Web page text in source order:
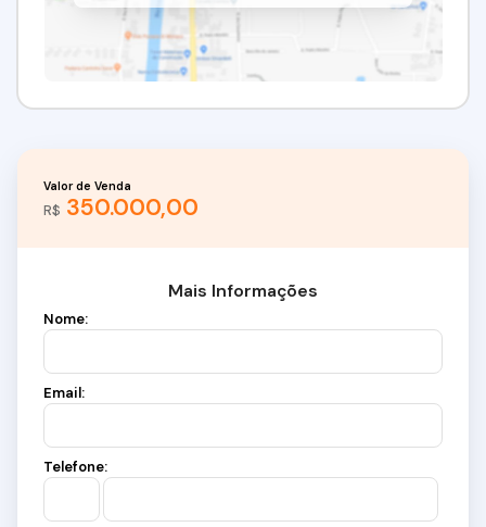
R$ 350.000,00
Valor de Venda
Mais Informações
Nome:
Email:
Telefone: